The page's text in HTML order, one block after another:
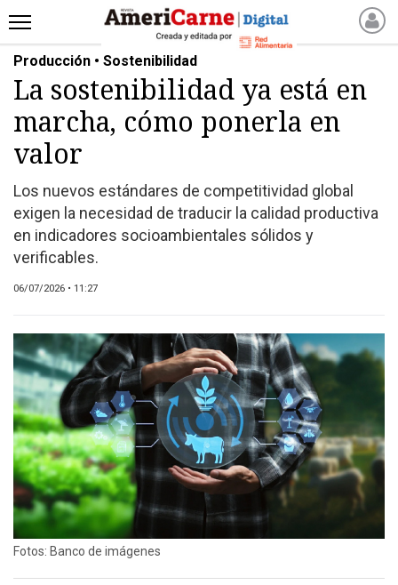
INICIO
NOTICIAS RECIENTES
NOTICIAS
ARTICULOS
PROCESO
PRODUCTO
NUEVOS PRODUCTOS
REVISTAS
CATÁLOGO DE CORTES
DE CARNE VACUNA
EVENTOS Y
CAPACITACIONES
DIRECTORIO
CALENDARIO
MEDIA KIT
Producción • Sostenibilidad
La sostenibilidad ya está en
marcha, cómo ponerla en
valor
Los nuevos estándares de competitividad global
exigen la necesidad de traducir la calidad productiva
en indicadores socioambientales sólidos y
verificables.
06/07/2026 • 11:27
Fotos: Banco de imágenes